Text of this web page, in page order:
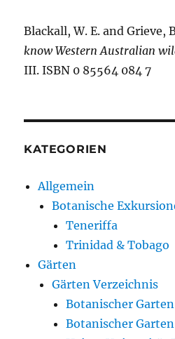
Blackall, W. E. and Grieve,
know Western Australian
III. ISBN 0 85564 084 7
KATEGORIEN
Allgemein
Botanische
Teneriffa
Trinidad & Tobago
Gärten
Gärten Verzeichnis
Botanischer
Botanischer